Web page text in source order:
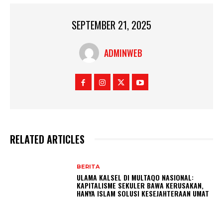
SEPTEMBER 21, 2025
ADMINWEB
RELATED ARTICLES
BERITA
ULAMA KALSEL DI MULTAQO NASIONAL:
KAPITALISME SEKULER BAWA KERUSAKAN,
HANYA ISLAM SOLUSI KESEJAHTERAAN UMAT